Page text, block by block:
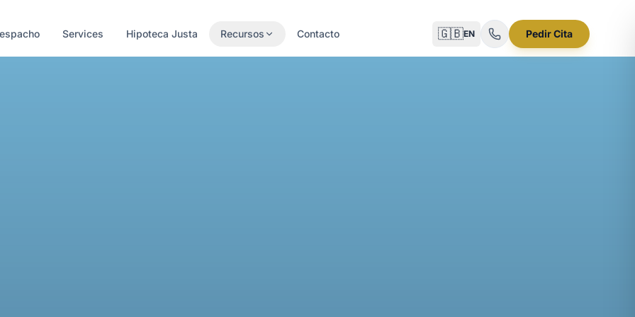
Services Hipoteca Justa Recursos Contacto 🇬🇧EN Pedir Cita